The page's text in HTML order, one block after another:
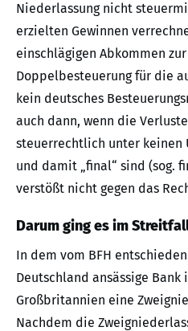
Niederlassung nicht
erzielten Gewinnen
einschlägigen Abkommen
Doppelbesteuerung für die
kein deutsches
auch dann, wenn die
steuerrechtlich unter keinen
und damit „final“ sind (sog.
verstößt nicht gegen das
Darum ging es im
In dem vom BFH
Deutschland ansässige Bank
Großbritannien eine
Nachdem die